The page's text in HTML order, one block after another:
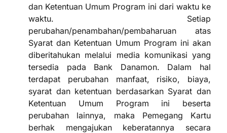
dan Ketentuan Umum Program ini dari waktu ke
waktu. Setiap
perubahan/penambahan/pembaharuan atas
Syarat dan Ketentuan Umum Program ini akan
diberitahukan melalui media komunikasi yang
tersedia pada Bank Danamon. Dalam hal
terdapat perubahan manfaat, risiko, biaya,
syarat dan ketentuan berdasarkan Syarat dan
Ketentuan Umum Program ini beserta
perubahan lainnya, maka Pemegang Kartu
berhak mengajukan keberatannya secara